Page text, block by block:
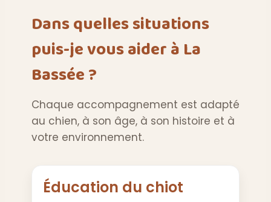
Dans quelles situations
puis-je vous aider à La
Bassée ?
Chaque accompagnement est adapté
au chien, à son âge, à son histoire et à
votre environnement.
Éducation du chiot